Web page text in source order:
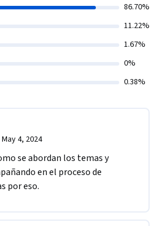
86.70%
11.22%
1.67%
0%
0.38%
4, 2024
se abordan los temas y
en el proceso de
por eso.